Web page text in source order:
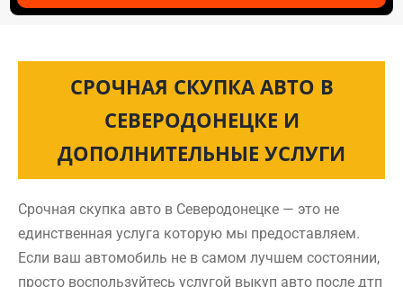
СРОЧНАЯ СКУПКА АВТО В
СЕВЕРОДОНЕЦКЕ И
ДОПОЛНИТЕЛЬНЫЕ УСЛУГИ
Срочная скупка авто в Северодонецке — это не
единственная услуга которую мы предоставляем.
Если ваш автомобиль не в самом лучшем состоянии,
просто воспользуйтесь услугой выкуп авто после дтп